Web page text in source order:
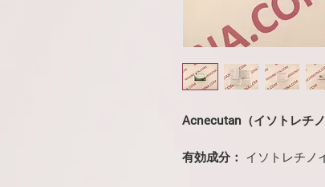
Acnecutan（イソトレチ
有効成分： イソトレチノ